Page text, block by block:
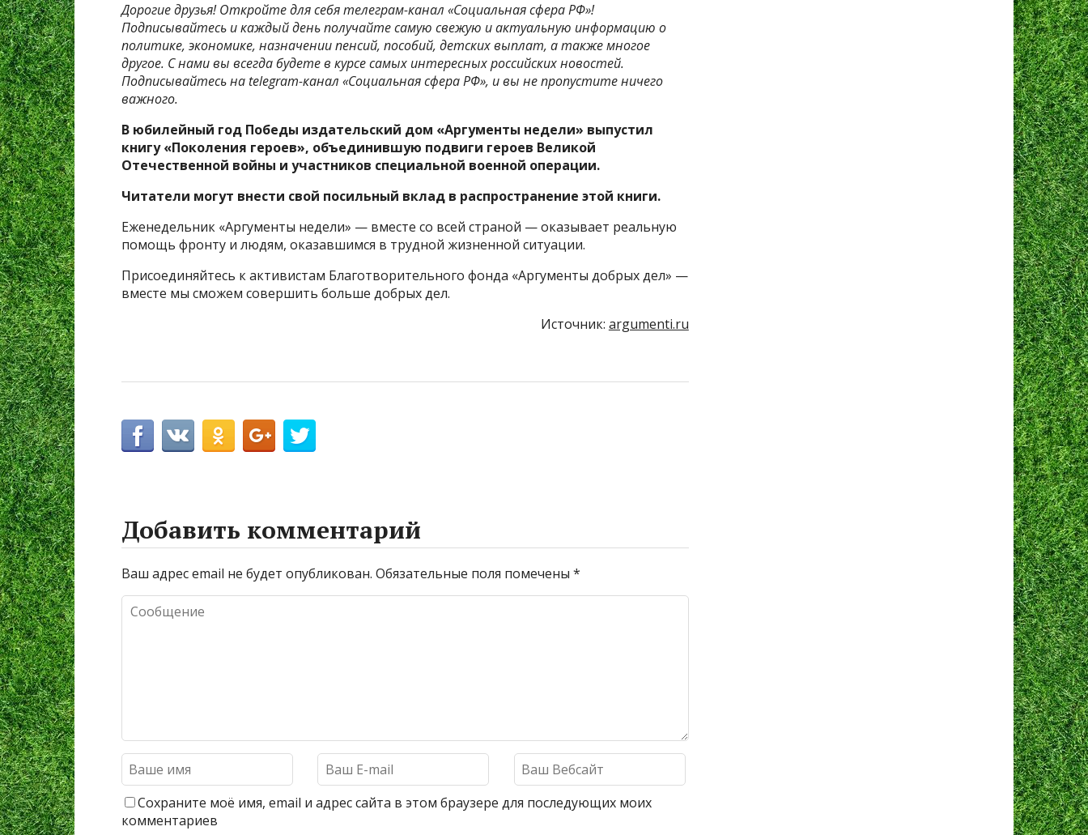
Дорогие друзья! Откройте для себя телеграм-канал «Социальная сфера РФ»!
Подписывайтесь и каждый день получайте самую свежую и актуальную информацию о
политике, экономике, назначении пенсий, пособий, детских выплат, а также многое
другое. С нами вы всегда будете в курсе самых интересных российских новостей.
Подписывайтесь на telegram-канал «Социальная сфера РФ», и вы не пропустите ничего
важного.
В юбилейный год Победы издательский дом «Аргументы недели» выпустил
книгу «Поколения героев», объединившую подвиги героев Великой
Отечественной войны и участников специальной военной операции.
Читатели могут внести свой посильный вклад в распространение этой книги.
Еженедельник «Аргументы недели» — вместе со всей страной — оказывает реальную
помощь фронту и людям, оказавшимся в трудной жизненной ситуации.
Присоединяйтесь к активистам Благотворительного фонда «Аргументы добрых дел» —
вместе мы сможем совершить больше добрых дел.
Источник: argumenti.ru
Добавить комментарий
Ваш адрес email не будет опубликован. Обязательные поля помечены *
Сохраните моё имя, email и адрес сайта в этом браузере для последующих моих
комментариев